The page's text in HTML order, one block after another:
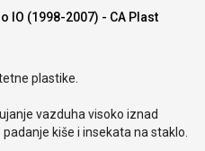
IO (1998-2007) - CA Plast
plastike.
vazduha visoko iznad
kiše i insekata na staklo.